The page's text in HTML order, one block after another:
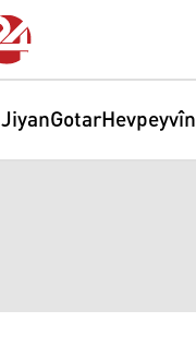
JiyanGotarHevpeyvîn